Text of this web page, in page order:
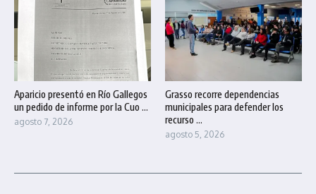
Aparicio presentó en Río Gallegos
un pedido de informe por la Cuo ...
agosto 7, 2026
Grasso recorre dependencias
municipales para defender los
recurso ...
agosto 5, 2026